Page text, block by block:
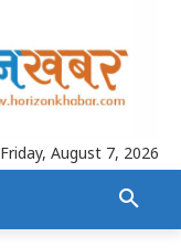
Friday, August 7, 2026